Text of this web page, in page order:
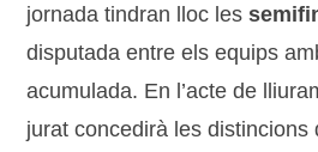
jornada tindran lloc les
disputada entre els equips
acumulada. En l’acte de
jurat concedirà les distincions